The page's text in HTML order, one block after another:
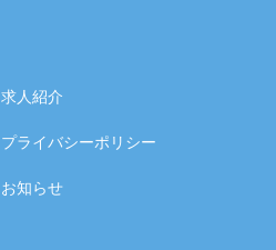
求人紹介
プライバシーポリシー
お知らせ